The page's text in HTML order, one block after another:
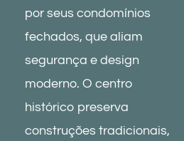
por seus condomínios
fechados, que aliam
segurança e design
moderno. O centro
histórico preserva
construções tradicionais,